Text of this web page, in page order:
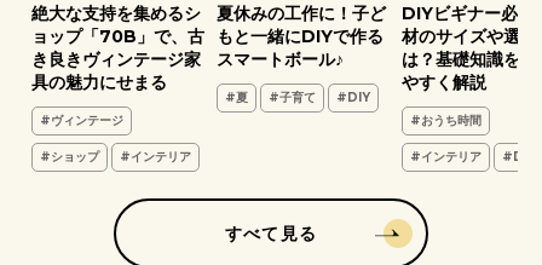
絶大な支持を集めるシ
ョップ「70B」で、古
き良きヴィンテージ家
具の魅力にせまる
#ヴィンテージ
#ショップ #インテリア
夏休みの工作に！子ど
もと一緒にDIYで作る
スマートボール♪
#夏 #子育て #DIY
DIYビギナー必見
材のサイズや選び
は？基礎知識をわ
やすく解説
#おうち時間
#インテリア #DIY
すべて見る